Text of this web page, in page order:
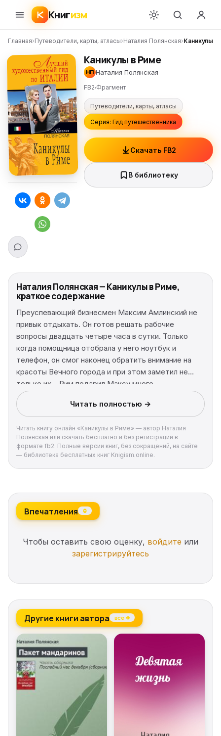
Книгизм
Главная›Путеводители, карты, атласы›Наталия Полянская›Каникулы в
Каникулы в Риме
НП Наталия Полянская
FB2 Фрагмент
Путеводители, карты, атласы
Серия: Гид путешественника
Скачать FB2
В библиотеку
Наталия Полянская — Каникулы в Риме,
краткое содержание
Преуспевающий бизнесмен Максим Амлинский не
привык отдыхать. Он готов решать рабочие
вопросы двадцать четыре часа в сутки. Только
когда помощница отобрала у него ноутбук и
телефон, он смог наконец обратить внимание на
красоты Вечного города и при этом заметил не
только их… Рим подарил Максу много
удивительных открытий.
Читать полностью →
Читать книгу онлайн «Каникулы в Риме» — автор Наталия
Полянская или скачать бесплатно и без регистрации в
формате fb2. Полные версии книг, без сокращений, на сайте
— библиотека бесплатных книг Knigism.online.
Впечатления 0
Чтобы оставить свою оценку, войдите или
зарегистрируйтесь
Другие книги автора все →